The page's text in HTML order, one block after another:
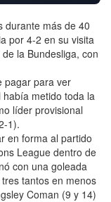
durante más de 40
por 4-2 en su visita
la Bundesliga, con
pagar para ver
había metido toda la
líder provisional
1).
en forma al partido
League dentro de
con una goleada
tantos en menos
Coman (9 y 14)